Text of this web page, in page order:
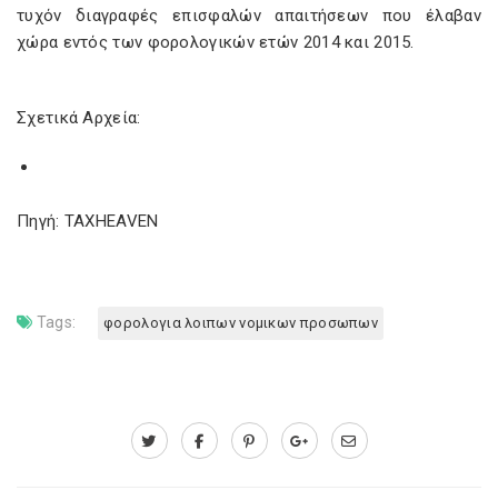
τυχόν διαγραφές επισφαλών απαιτήσεων που έλαβαν
χώρα εντός των φορολογικών ετών 2014 και 2015.
Σχετικά Αρχεία:
Πηγή: TAXHEAVEN
Tags: φορολογια λοιπων νομικων προσωπων